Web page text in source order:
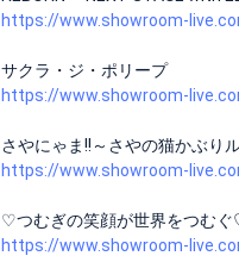
https://www.showroom-
サクラ・ジ・ポリープ
https://www.showroom-
さやにゃま!!～さやの猫かぶり
https://www.showroom-
♡つむぎの笑顔が世界をつむ
https://www.showroom-